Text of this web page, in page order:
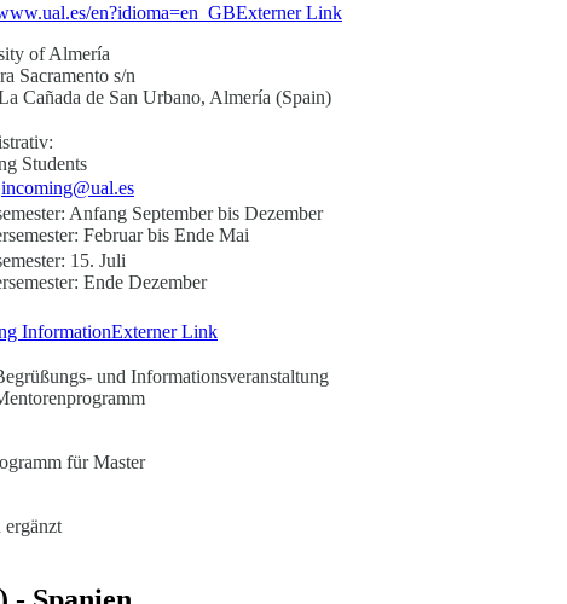
en?idioma=en_GBExterner Link
of Almería
Sacramento s/n
Cañada de San Urbano, Almería (Spain)
Students
incoming@ual.es
Anfang September bis Dezember
Februar bis Ende Mai
15. Juli
Ende Dezember
InformationExterner Link
und Informationsveranstaltung
für Master
ergänzt